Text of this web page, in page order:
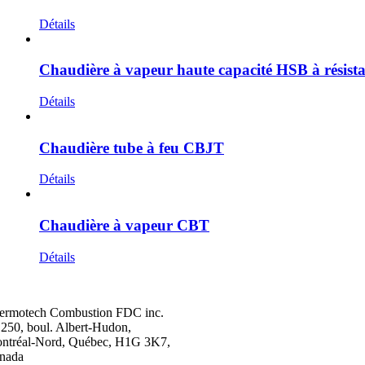
Détails
Chaudière à vapeur haute capacité HSB à
Détails
Chaudière tube à feu CBJT
Détails
Chaudière à vapeur CBT
Détails
Combustion FDC inc.
boul. Albert-Hudon,
Nord, Québec, H1G 3K7,